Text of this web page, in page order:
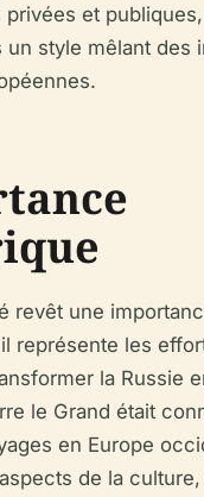
et
un style mêlant des
revêt une
représente les
la Russie
le Grand était
en Europe
de la